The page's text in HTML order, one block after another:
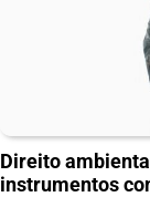
Direito
instrumentos